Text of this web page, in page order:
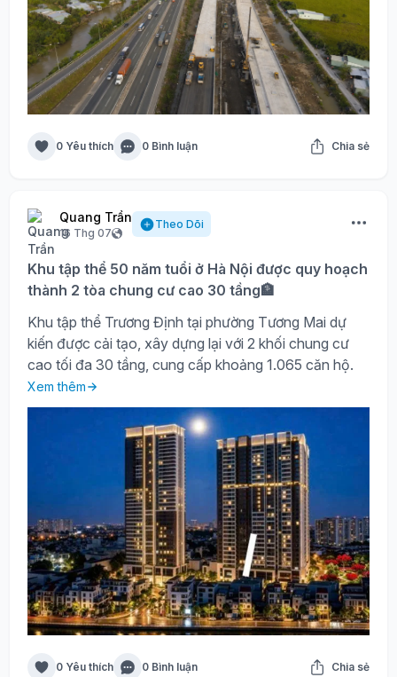
0 Yêu thích 0 Bình luận Chia sẻ
Quang Trần
16 Thg 07
Theo Dõi
Khu tập thể 50 năm tuổi ở Hà Nội được quy hoạch
thành 2 tòa chung cư cao 30 tầng🏦
Khu tập thể Trương Định tại phường Tương Mai dự
kiến được cải tạo, xây dựng lại với 2 khối chung cư
cao tối đa 30 tầng, cung cấp khoảng 1.065 căn hộ.
Xem thêm
0 Yêu thích 0 Bình luận Chia sẻ